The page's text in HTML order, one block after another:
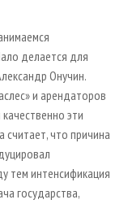
делается для
Онучин.
и арендаторов
эти
что причина
тем интенсификация
государства,